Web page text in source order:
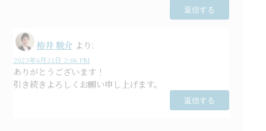
返信する
栫井 駿介 より:
2023年6月21日 2:06 PM
ありがとうございます！
引き続きよろしくお願い申し上げます。
返信する